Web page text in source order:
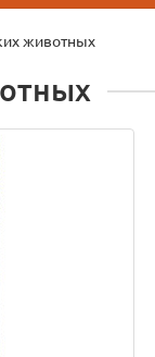
животных